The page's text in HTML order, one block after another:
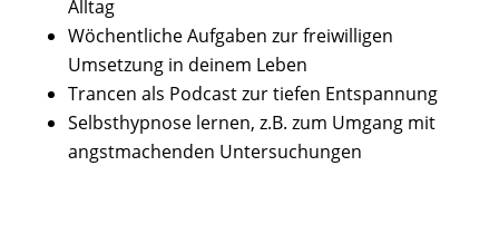
Alltag
Wöchentliche Aufgaben zur freiwilligen
Umsetzung in deinem Leben
Trancen als Podcast zur tiefen Entspannung
Selbsthypnose lernen, z.B. zum Umgang mit
angstmachenden Untersuchungen